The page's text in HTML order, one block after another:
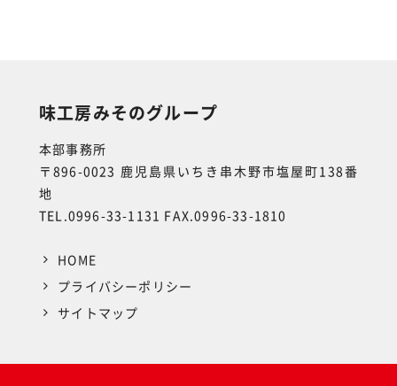
味工房みそのグループ
本部事務所
〒896-0023 鹿児島県いちき串木野市塩屋町138番
地
TEL.0996-33-1131 FAX.0996-33-1810
HOME
プライバシーポリシー
サイトマップ